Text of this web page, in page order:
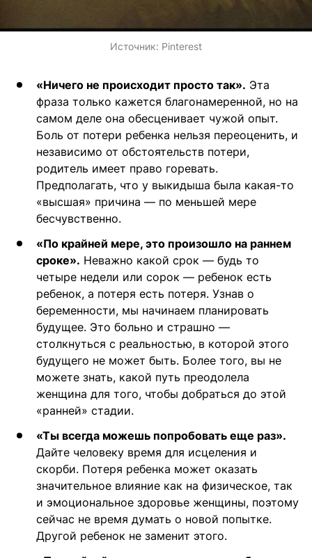
Источник: Pinterest
«Ничего не происходит просто так». Эта
фраза только кажется благонамеренной, но на
самом деле она обесценивает чужой опыт.
Боль от потери ребенка нельзя переоценить, и
независимо от обстоятельств потери,
родитель имеет право горевать.
Предполагать, что у выкидыша была какая-то
«высшая» причина — по меньшей мере
бесчувственно.
«По крайней мере, это произошло на раннем
сроке». Неважно какой срок — будь то
четыре недели или сорок — ребенок есть
ребенок, а потеря есть потеря. Узнав о
беременности, мы начинаем планировать
будущее. Это больно и страшно —
столкнуться с реальностью, в которой этого
будущего не может быть. Более того, вы не
можете знать, какой путь преодолела
женщина для того, чтобы добраться до этой
«ранней» стадии.
«Ты всегда можешь попробовать еще раз».
Дайте человеку время для исцеления и
скорби. Потеря ребенка может оказать
значительное влияние как на физическое, так
и эмоциональное здоровье женщины, поэтому
сейчас не время думать о новой попытке.
Другой ребенок не заменит этого.